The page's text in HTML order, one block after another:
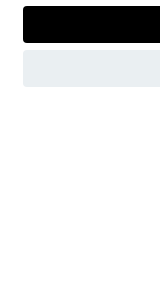
Chatten är stängd